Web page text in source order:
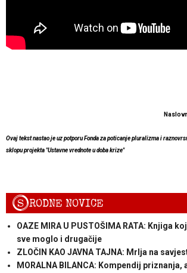
Ovaj tekst nastao je uz potporu Fonda za poticanje pluralizma i
sklopu projekta "Ustavne vrednote u doba krize"
SRODNE NOVICE
OAZE MIRA U PUSTOŠIMA RATA: Knjiga
sve moglo i drugačije
ZLOČIN KAO JAVNA TAJNA: Mrlja na
MORALNA BILANCA: Kompendij priznanja,